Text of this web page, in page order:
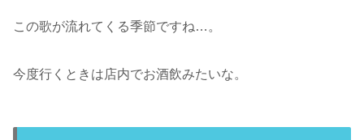
この歌が流れてくる季節ですね…。
今度行くときは店内でお酒飲みたいな。